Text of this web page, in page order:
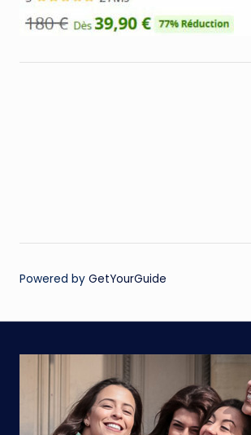
Powered by GetYourGuide